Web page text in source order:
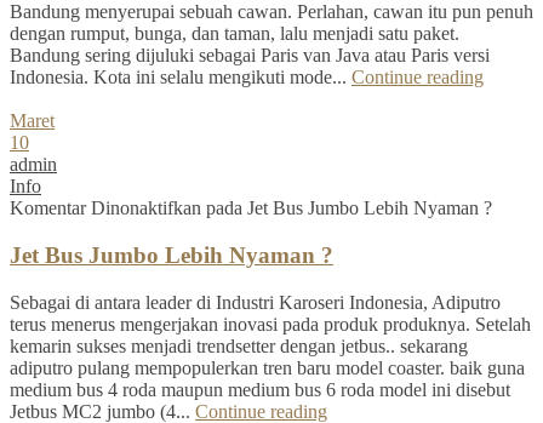
Bandung menyerupai sebuah cawan. Perlahan, cawan itu pun penuh
dengan rumput, bunga, dan taman, lalu menjadi satu paket.
Bandung sering dijuluki sebagai Paris van Java atau Paris versi
Indonesia. Kota ini selalu mengikuti mode... Continue reading
Maret
10
admin
Info
Komentar Dinonaktifkan pada Jet Bus Jumbo Lebih Nyaman ?
Jet Bus Jumbo Lebih Nyaman ?
Sebagai di antara leader di Industri Karoseri Indonesia, Adiputro
terus menerus mengerjakan inovasi pada produk produknya. Setelah
kemarin sukses menjadi trendsetter dengan jetbus.. sekarang
adiputro pulang mempopulerkan tren baru model coaster. baik guna
medium bus 4 roda maupun medium bus 6 roda model ini disebut
Jetbus MC2 jumbo (4... Continue reading